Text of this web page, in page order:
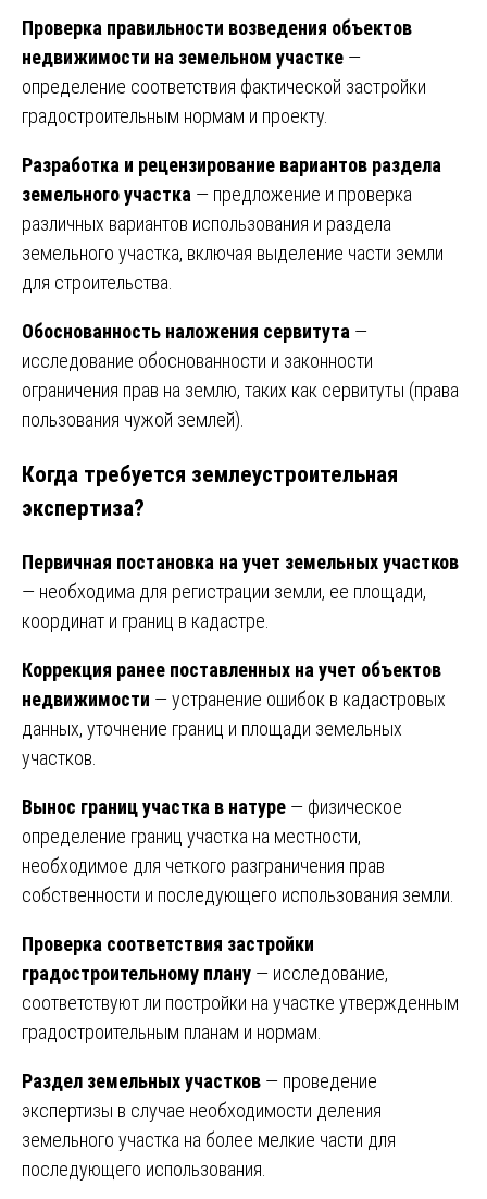
Проверка правильности возведения объектов
недвижимости на земельном участке —
определение соответствия фактической застройки
градостроительным нормам и проекту.
Разработка и рецензирование вариантов раздела
земельного участка — предложение и проверка
различных вариантов использования и раздела
земельного участка, включая выделение части земли
для строительства.
Обоснованность наложения сервитута —
исследование обоснованности и законности
ограничения прав на землю, таких как сервитуты (права
пользования чужой землей).
Когда требуется землеустроительная
экспертиза?
Первичная постановка на учет земельных участков
— необходима для регистрации земли, ее площади,
координат и границ в кадастре.
Коррекция ранее поставленных на учет объектов
недвижимости — устранение ошибок в кадастровых
данных, уточнение границ и площади земельных
участков.
Вынос границ участка в натуре — физическое
определение границ участка на местности,
необходимое для четкого разграничения прав
собственности и последующего использования земли.
Проверка соответствия застройки
градостроительному плану — исследование,
соответствуют ли постройки на участке утвержденным
градостроительным планам и нормам.
Раздел земельных участков — проведение
экспертизы в случае необходимости деления
земельного участка на более мелкие части для
последующего использования.